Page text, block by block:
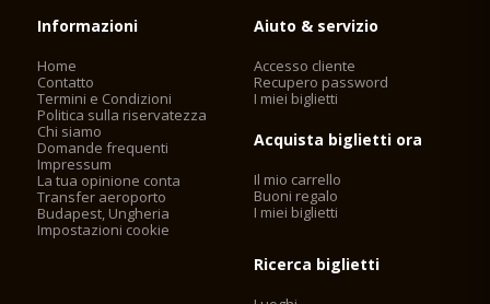
Informazioni
Home
Contatto
Termini e Condizioni
Politica sulla riservatezza
Chi siamo
Domande frequenti
Impressum
La tua opinione conta
Transfer aeroporto
Budapest, Ungheria
Impostazioni cookie
Aiuto & servizio
Accesso cliente
Recupero password
I miei biglietti
Acquista biglietti ora
Il mio carrello
Buoni regalo
I miei biglietti
Ricerca biglietti